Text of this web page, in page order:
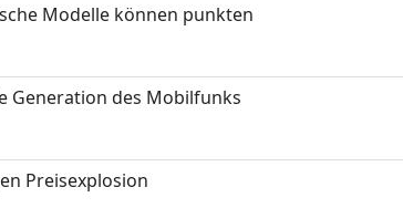
Modelle können punkten
Generation des Mobilfunks
Preisexplosion